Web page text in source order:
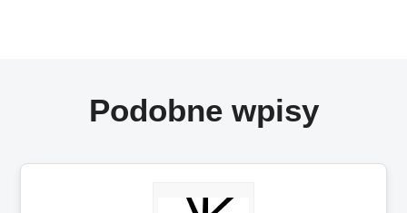
Podobne wpisy